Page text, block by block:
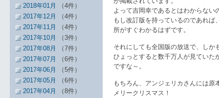
よって吉岡幸であるとはわからない
もし改訂版を持っているのであれ
所がすぐわかるはずです。
それにしても全国版の放送で、しか
ひょっとすると数千万人が見ていた
ですな～。
もちろん、アンジェリカさんには
メリークリスマス！
2018年01月
（4件）
2017年12月
（4件）
2017年11月
（4件）
2017年10月
（3件）
2017年08月
（7件）
2017年07月
（6件）
2017年06月
（5件）
2017年05月
（6件）
2017年04月
（8件）